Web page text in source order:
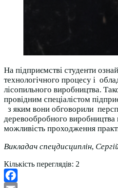
На підприємстві студенти
технологічного процесу і
лісопильного виробництва.
провідним спеціалістом
з яким вони обговорили
деревообробного виробництва
можливість проходження
Викладач спецдисциплін,
Кількість переглядів: 2